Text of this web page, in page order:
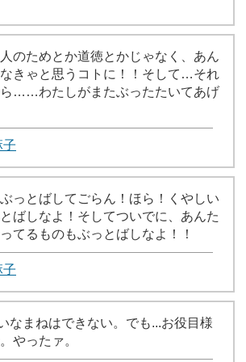
のためとか道徳とかじゃなく、あん
きゃと思うコトに！！そして…それ
……わたしがまたぶったたいてあげ
子
っとばしてごらん！ほら！くやしい
ばしなよ！そしてついでに、あんた
てるものもぶっとばしなよ！！
子
なまねはできない。でも...お役目様
やったァ。